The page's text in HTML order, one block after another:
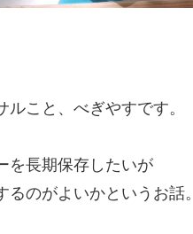
ルこと、べぎやすです。
を長期保存したいが
るのがよいかというお話。